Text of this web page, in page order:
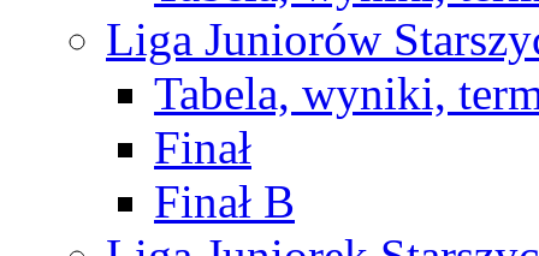
Liga Juniorów
Tabela, wyniki,
Finał
Finał B